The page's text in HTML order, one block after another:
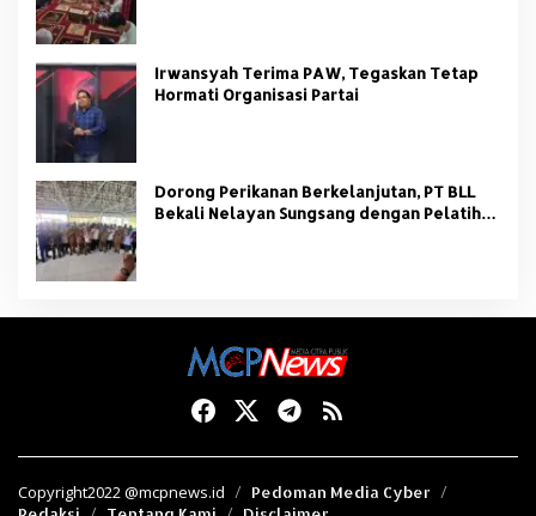
Irwansyah Terima PAW, Tegaskan Tetap
Hormati Organisasi Partai
Dorong Perikanan Berkelanjutan, PT BLL
Bekali Nelayan Sungsang dengan Pelatihan
Copyright2022 @mcpnews.id
Pedoman Media Cyber